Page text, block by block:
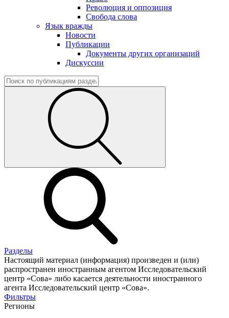
Революция и оппозиция
Свобода слова
Язык вражды
Новости
Публикации
Документы других организаций
Дискуссии
Разделы
Настоящий материал (информация) произведен и (или)
распространен иностранным агентом Исследовательский
центр «Сова» либо касается деятельности иностранного
агента Исследовательский центр «Сова».
Фильтры
Регионы